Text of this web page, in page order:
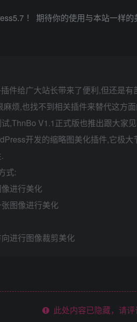
！ 期待你的使用与本站一样的
件给广大站长带来了便利,但还是
烦,也找不到相关插件来替代这方
,ThnBo V1.1正式版也推出跟大家
开发的缩略图美化插件,它极
式:
进行美化
图像进行美化
进行图像裁剪美化
此处内容已隐藏，请